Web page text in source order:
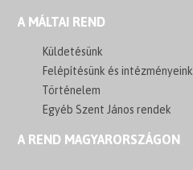
A MÁLTAI REND
Küldetésünk
Felépítésünk és intézményeink
Történelem
Egyéb Szent János rendek
A REND MAGYARORSZÁGON